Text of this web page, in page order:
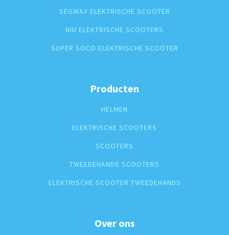
SEGWAY ELEKTRISCHE SCOOTER
NIU ELEKTRISCHE SCOOTERS
SUPER SOCO ELEKTRISCHE SCOOTER
Producten
HELMEN
ELEKTRISCHE SCOOTERS
SCOOTERS
TWEEDEHANDS SCOOTERS
ELEKTRISCHE SCOOTER TWEEDEHANDS
Over ons